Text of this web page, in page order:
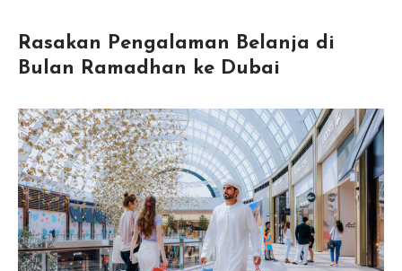
Rasakan Pengalaman Belanja di
Bulan Ramadhan ke Dubai